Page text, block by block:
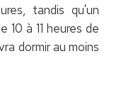
tandis qu'un
à 11 heures de
dormir au moins